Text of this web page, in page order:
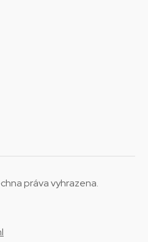
práva vyhrazena.